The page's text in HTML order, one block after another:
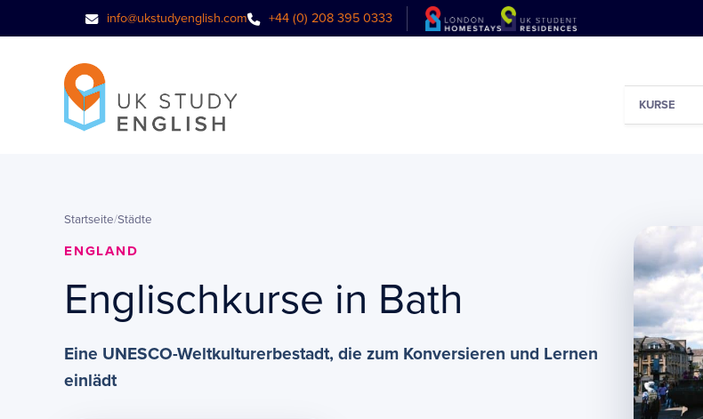
info@ukstudyenglish.com +44 (0) 208 395 0333
KURSE
Startseite/Städte
ENGLAND
Englischkurse in Bath
Eine UNESCO-Weltkulturerbestadt, die zum Konversieren und Lernen
einlädt